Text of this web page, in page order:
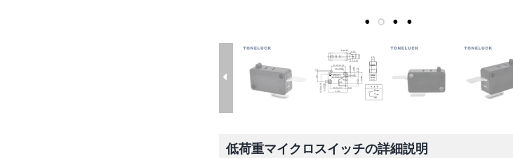
低荷重マイクロスイッチの詳細説明